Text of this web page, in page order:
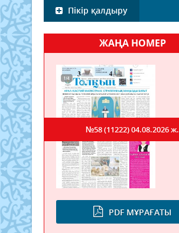
Пікір қалдыру
ЖАҢА НОМЕР
PDF МҰРАҒАТЫ
№58 (11222)04.08.2026 ж.